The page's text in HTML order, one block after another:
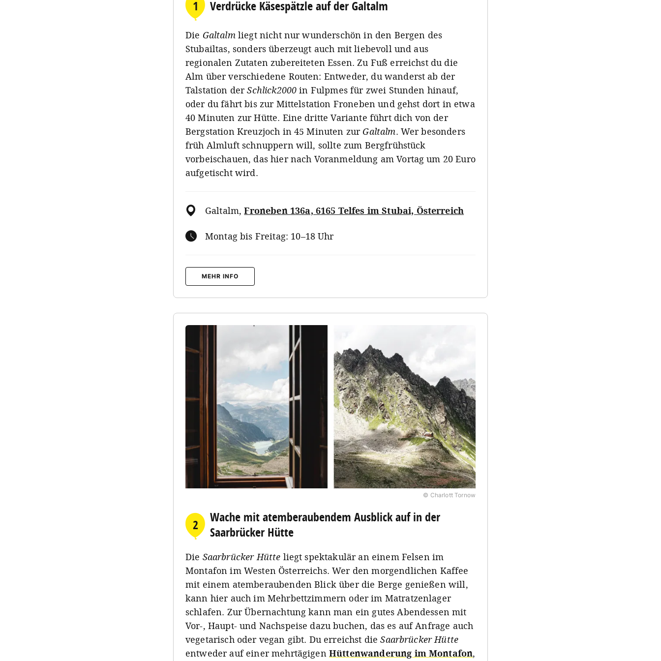
1 Verdrücke Käsespätzle auf der Galtalm
Die Galtalmliegt nicht nur wunderschön in den Bergen des
Stubailtas, sonders überzeugt auch mit liebevoll und aus
regionalen Zutaten zubereiteten Essen. Zu Fuß erreichst du die
Alm über verschiedene Routen: Entweder, du wanderst ab der
Talstation derSchlick2000 in Fulpmes für zwei Stunden hinauf,
oder du fährt bis zur Mittelstation Froneben und gehst dort in etwa
40 Minuten zur Hütte. Eine dritte Variante führt dich von der
Bergstation Kreuzjoch in 45 Minuten zur Galtalm. Wer besonders
früh Almluft schnuppern will, sollte zum Bergfrühstück
vorbeischauen, das hier nach Voranmeldung am Vortag um 20 Euro
aufgetischt wird.
Galtalm,Froneben 136a, 6165 Telfes im Stubai, Österreich
Montag bis Freitag: 10–18 Uhr
MEHR INFO
© Charlott Tornow
2
Wache mit atemberaubendem Ausblick auf in der
Saarbrücker Hütte
Die Saarbrücker Hütte liegt spektakulär an einem Felsen im
Montafon im Westen Österreichs. Wer den morgendlichen Kaffee
mit einem atemberaubenden Blick über die Berge genießen will,
kann hier auch im Mehrbettzimmern oder im Matratzenlager
schlafen. Zur Übernachtung kann man ein gutes Abendessen mit
Vor-, Haupt- und Nachspeise dazu buchen, das es auf Anfrage auch
vegetarisch oder vegan gibt. Du erreichst dieSaarbrücker Hütte
entweder auf einer mehrtägigen Hüttenwanderung im Montafon,